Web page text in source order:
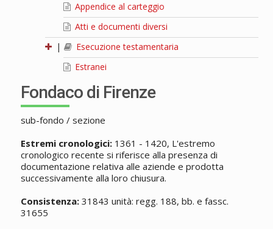
Appendice al carteggio
Atti e documenti diversi
|
Esecuzione testamentaria
Estranei
Fondaco di Firenze
sub-fondo / sezione
Estremi cronologici:1361 - 1420, L'estremo
cronologico recente si riferisce alla presenza di
documentazione relativa alle aziende e prodotta
successivamente alla loro chiusura.
Consistenza:31843 unità: regg. 188, bb. e fassc.
31655